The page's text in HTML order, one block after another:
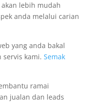
lebih mudah
anda melalui carian
yang anda bakal
servis kami. Semak
ramai
jualan dan leads